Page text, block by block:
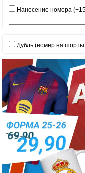
Нанесение номера
Дубль (номер на